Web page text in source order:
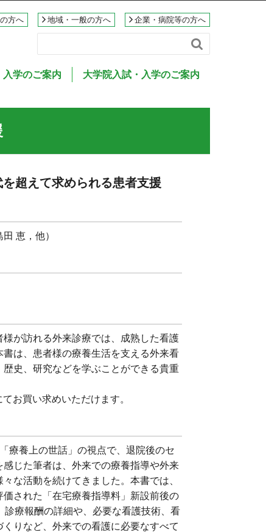
方へ 地域・一般の方へ 企業・病院等の方へ

入学のご案内 大学院入試・入学のご案内
超えて求められる患者支援
恵，他）
が訪れる外来診療では、成熟した看護
は、患者様の療養生活を支える外来看
史、研究などを学ぶことができる貴重
てお買い求めいただけます。
療養上の世話」の視点で、退院後のセ
感じた筆者は、外来での療養指導や外来
な活動を続けてきました。本書では、
された「在宅療養指導料」新設前後の
診療報酬の詳細や、必要な看護技術、看
りなど、外来での看護に必要なすべて